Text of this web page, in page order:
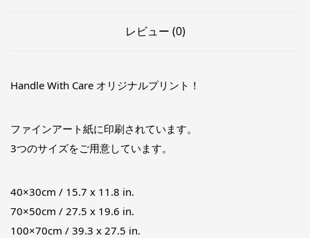
レビュー (0)
Handle With Care オリジナルプリント！
ファインアート紙に印刷されています。
3つのサイズをご用意しています。
40×30cm / 15.7 x 11.8 in.
70×50cm / 27.5 x 19.6 in.
100×70cm / 39.3 x 27.5 in.